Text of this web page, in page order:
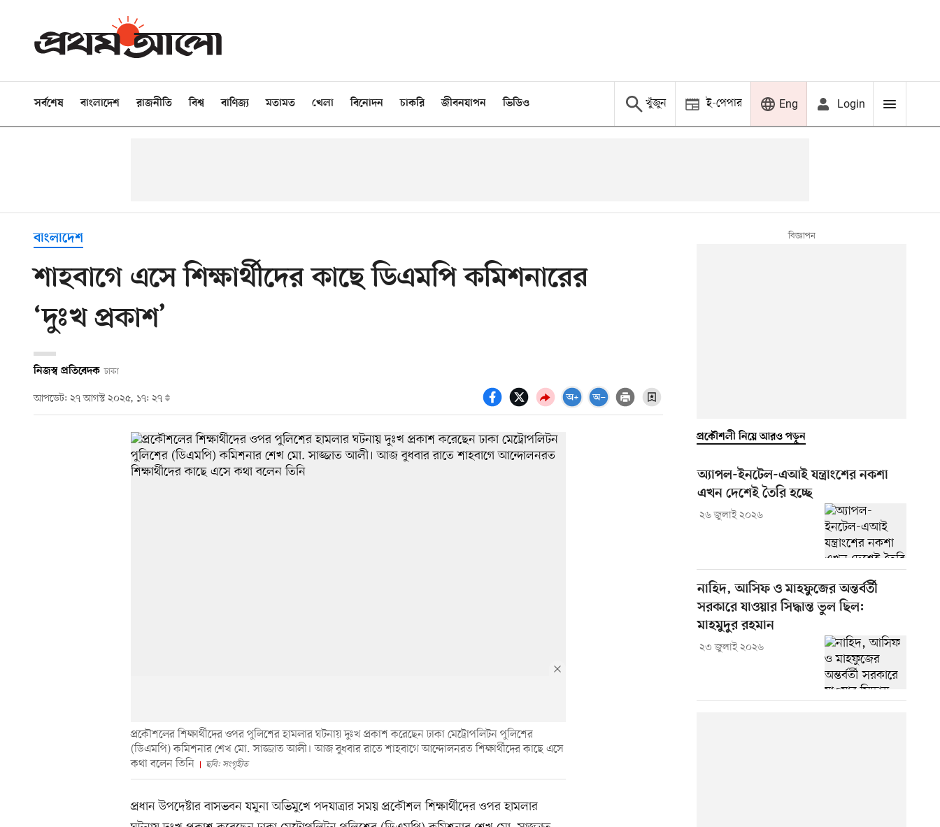
সর্বশেষ বাংলাদেশ রাজনীতি বিশ্ব বাণিজ্য মতামত খেলা বিনোদন চাকরি জীবনযাপন ভিডিও খুঁজুন ই-পেপার Eng Login
বাংলাদেশ
শাহবাগে এসে শিক্ষার্থীদের কাছে ডিএমপি কমিশনারের
‘দুঃখ প্রকাশ’
নিজস্ব প্রতিবেদক ঢাকা
আপডেট: ২৭ আগস্ট ২০২৫, ১৭: ২৭
প্রকৌশলের শিক্ষার্থীদের ওপর পুলিশের হামলার ঘটনায় দুঃখ প্রকাশ করেছেন ঢাকা মেট্রোপলিটন পুলিশের
(ডিএমপি) কমিশনার শেখ মো. সাজ্জাত আলী। আজ বুধবার রাতে শাহবাগে আন্দোলনরত শিক্ষার্থীদের কাছে এসে
কথা বলেন তিনি
ছবি: সংগৃহীত
প্রধান উপদেষ্টার বাসভবন যমুনা অভিমুখে পদযাত্রার সময় প্রকৌশল শিক্ষার্থীদের ওপর হামলার
প্রকৌশলী নিয়ে আরও পড়ুন
অ্যাপল-ইনটেল-এআই যন্ত্রাংশের নকশা
এখন দেশেই তৈরি হচ্ছে
২৬ জুলাই ২০২৬
নাহিদ, আসিফ ও মাহফুজের অন্তর্বর্তী
সরকারে যাওয়ার সিদ্ধান্ত ভুল ছিল:
মাহমুদুর রহমান
২৩ জুলাই ২০২৬